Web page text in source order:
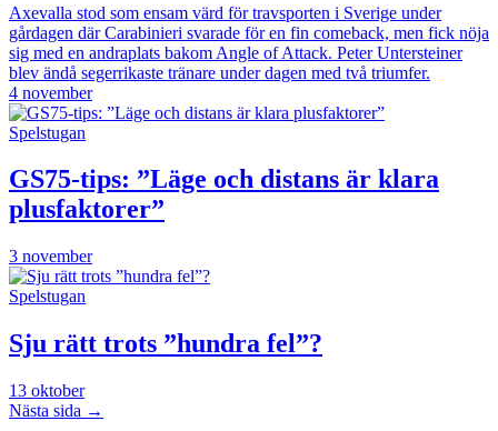
Axevalla stod som ensam värd för travsporten i Sverige under
gårdagen där Carabinieri svarade för en fin comeback, men fick nöja
sig med en andraplats bakom Angle of Attack. Peter Untersteiner
blev ändå segerrikaste tränare under dagen med två triumfer.
4 november
Spelstugan
GS75-tips: ”Läge och distans är klara
plusfaktorer”
3 november
Spelstugan
Sju rätt trots ”hundra fel”?
13 oktober
Nästa sida →